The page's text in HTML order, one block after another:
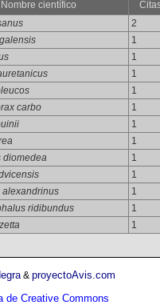
Nombre científico
2
1
1
1
1
carbo
1
1
1
diomedea
1
1
1
ridibundus
1
1
& proyectoAvis.com
de Creative Commons